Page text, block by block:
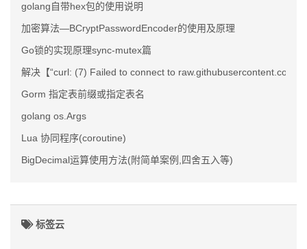
golang自带hex包的使用说明
加密算法—BCryptPasswordEncoder的使用及原理
Go锁的实现原理sync-mutex篇
解决【“curl: (7) Failed to connect to raw.githubusercontent.com
Gorm 指定表前缀或指定表名
golang os.Args
Lua 协同程序(coroutine)
BigDecimal运算使用方法(附简单案例,四舍五入等)
标签云